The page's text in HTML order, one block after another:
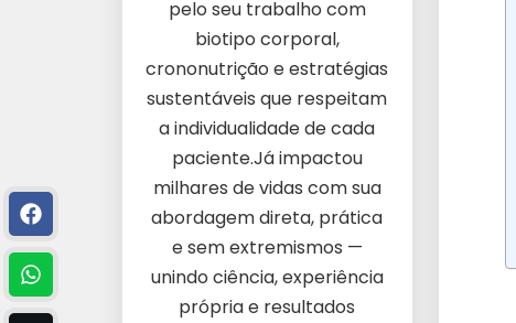
pelo seu trabalho com
biotipo corporal,
crononutrição e estratégias
sustentáveis que respeitam
a individualidade de cada
paciente.Já impactou
milhares de vidas com sua
abordagem direta, prática
e sem extremismos —
unindo ciência, experiência
própria e resultados